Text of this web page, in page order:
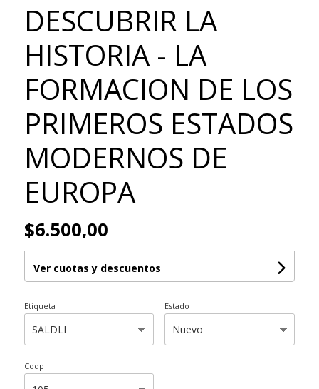
DESCUBRIR LA
HISTORIA - LA
FORMACION DE LOS
PRIMEROS ESTADOS
MODERNOS DE
EUROPA
$6.500,00
Ver cuotas y descuentos
Etiqueta Estado
Codp